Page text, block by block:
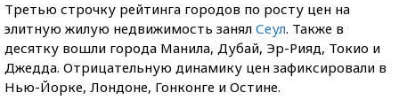
Третью строчку рейтинга городов по росту цен на
элитную жилую недвижимость занял Сеул. Также в
десятку вошли города Манила, Дубай, Эр-Рияд, Токио и
Джедда. Отрицательную динамику цен зафиксировали в
Нью-Йорке, Лондоне, Гонконге и Остине.